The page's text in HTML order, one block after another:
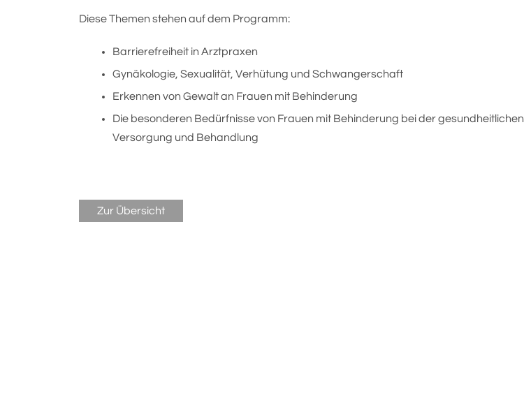
Diese Themen stehen auf dem Programm:
Barrierefreiheit in Arztpraxen
Gynäkologie, Sexualität, Verhütung und Schwangerschaft
Erkennen von Gewalt an Frauen mit Behinderung
Die besonderen Bedürfnisse von Frauen mit Behinderung bei der gesundheitlichen
Versorgung und Behandlung
Zur Übersicht